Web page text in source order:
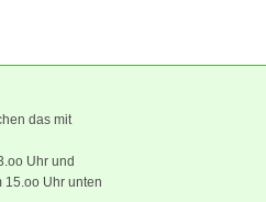
das mit
Uhr und
15.oo Uhr unten